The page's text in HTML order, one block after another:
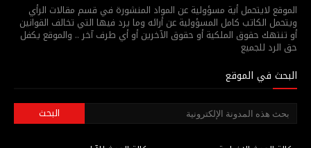
الموقع لايتحمل أية مسؤولية عن المواد المنشورة في قسم مقالات الرأي
ويتحمل الكاتب كامل المسؤولية عن أرائه وما يرد فيها التي تخالف القوانين
أو تنتهك حقوق الملكية أو حقوق الآخرين أو أي طرف آخر .. والموقع يكفل
حق الرد للجميع
البحث في الموقع